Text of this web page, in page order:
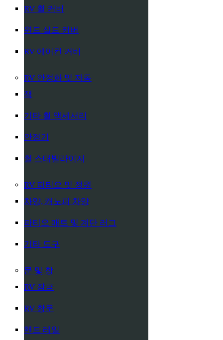
RV 휠 커버
윈드 실드 커버
RV 에어컨 커버
RV 안정화 및 자동
잭
기타 휠 액세서리
안정기
휠 스태빌라이저
RV 파티오 및 정원
차양, 캐노피 차양
파티오 매트 및 계단 러그
기타 도구
문 및 창
RV 잠금
RV 창문
핸드 레일